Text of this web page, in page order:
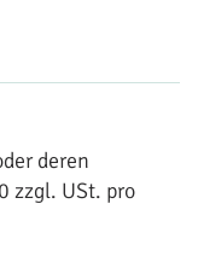
deren
zzgl. USt. pro